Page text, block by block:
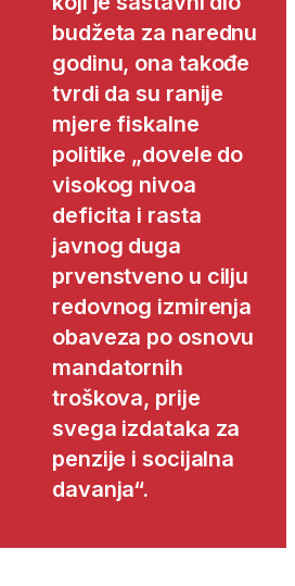
budžeta za narednu
godinu, ona takođe
tvrdi da su ranije
mjere fiskalne
politike „dovele do
visokog nivoa
deficita i rasta
javnog duga
prvenstveno u cilju
redovnog izmirenja
obaveza po osnovu
mandatornih
troškova, prije
svega izdataka za
penzije i socijalna
davanja“.